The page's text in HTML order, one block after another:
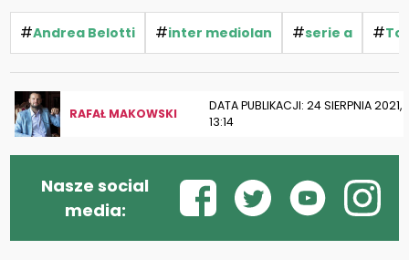
#Andrea Belotti #inter mediolan #serie a #
RAFAŁ MAKOWSKI
DATA PUBLIKACJI: 24 SIERPNIA 2021,
13:14
Nasze social
media: